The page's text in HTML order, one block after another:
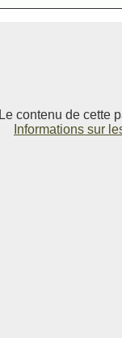
Le contenu de cette
Informations sur